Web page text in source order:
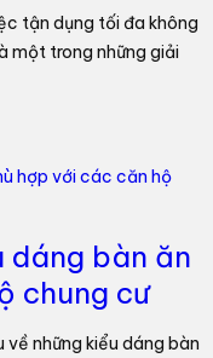
tận dụng tối đa không
một trong những giải
dáng bàn ăn
chung cư
về những kiểu dáng bàn